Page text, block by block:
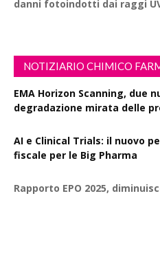
danni fotoindotti dai raggi
NOTIZIARIO CHIMICO
EMA Horizon Scanning, due
degradazione mirata delle
AI e Clinical Trials: il nuovo
fiscale per le Big Pharma
Rapporto EPO 2025,